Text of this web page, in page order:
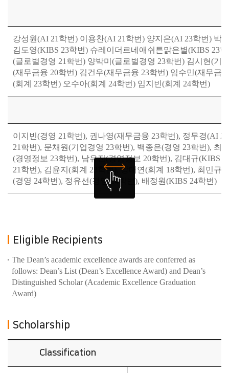
강성원(AI 21학번) 이용찬(AI 21학번) 양지은(AI 23학번) 박
김도영(KIBS 23학번) 슈레이더르네애쉬튼맑은별(KIBS 23
(글로벌경영 21학번) 양박미(글로벌경영 23학번) 김시현(기
(재무금융 20학번) 김건우(재무금융 23학번) 임수민(재무금
(회계 23학번) 오수아(회계 24학번) 임지빈(회계 24학번)
이지빈(경영 21학번), 권나영(재무금융 23학번), 정무경(AI
21학번), 문채원(기업경영 23학번), 백종은(경영 23학번),
(경영정보 23학번), 남유진(경영정보 20학번), 김대규(KIBS
21학번), 김윤지(회계 23학번), 강대연(회계 18학번), 최민규
(경영 24학번), 정유선(경영 24학번), 배정원(KIBS 24학번)
Eligible Recipients
The Dean’s academic excellence awards are conferred as
follows: Dean’s List (Dean’s Excellence Award) and Dean’s
Distinguished Scholar (Academic Excellence Graduation
Award)
Scholarship
Classification